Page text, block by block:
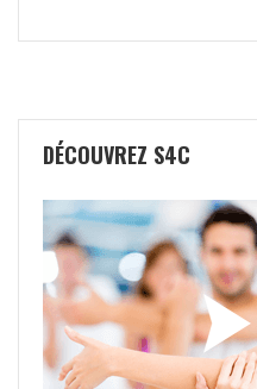
DÉCOUVREZ S4C